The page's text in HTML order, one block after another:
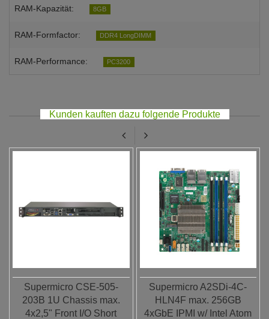
RAM-Kapazität: 8GB
RAM-Formfactor: DDR4 LongDIMM
RAM-Performance: PC3200
Kunden kauften dazu folgende Produkte
Supermicro CSE-505-
203B 1U Chassis max.
4x2,5" Front I/O Short
Supermicro A2SDi-4C-
HLN4F max. 256GB
4xGbE IPMI w/ Intel Atom